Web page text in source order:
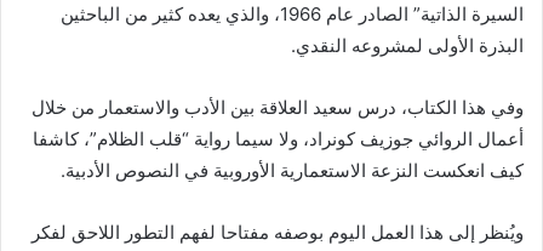
السيرة الذاتية” الصادر عام 1966، والذي يعده كثير من الباحثين
البذرة الأولى لمشروعه النقدي.
وفي هذا الكتاب، درس سعيد العلاقة بين الأدب والاستعمار من خلال
أعمال الروائي جوزيف كونراد، ولا سيما رواية “قلب الظلام”، كاشفا
كيف انعكست النزعة الاستعمارية الأوروبية في النصوص الأدبية.
ويُنظر إلى هذا العمل اليوم بوصفه مفتاحا لفهم التطور اللاحق لفكر